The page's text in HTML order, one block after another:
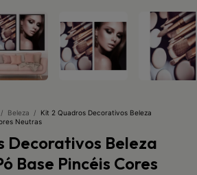
/ Beleza /
Kit 2 Quadros Decorativos Beleza
Neutras
Decorativos Beleza
Base Pincéis Cores